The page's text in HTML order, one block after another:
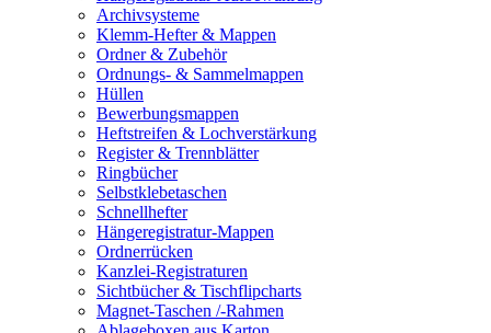
Archivsysteme
Klemm-Hefter & Mappen
Ordner & Zubehör
Ordnungs- & Sammelmappen
Hüllen
Bewerbungsmappen
Heftstreifen & Lochverstärkung
Register & Trennblätter
Ringbücher
Selbstklebetaschen
Schnellhefter
Hängeregistratur-Mappen
Ordnerrücken
Kanzlei-Registraturen
Sichtbücher & Tischflipcharts
Magnet-Taschen /-Rahmen